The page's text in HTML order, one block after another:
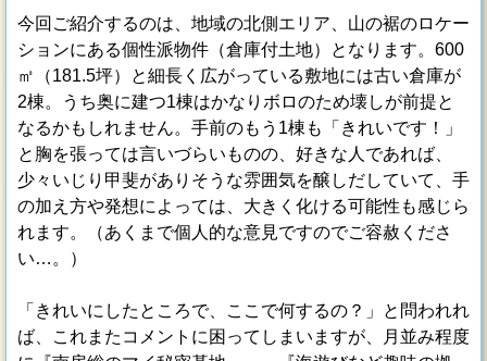
今回ご紹介するのは、地域の北側エリア、山の裾のロケー
ションにある個性派物件（倉庫付土地）となります。600
㎡（181.5坪）と細長く広がっている敷地には古い倉庫が
2棟。うち奥に建つ1棟はかなりボロのため壊しが前提と
なるかもしれません。手前のもう1棟も「きれいです！」
と胸を張っては言いづらいものの、好きな人であれば、
少々いじり甲斐がありそうな雰囲気を醸しだしていて、手
の加え方や発想によっては、大きく化ける可能性も感じら
れます。（あくまで個人的な意見ですのでご容赦くださ
い…。）
「きれいにしたところで、ここで何するの？」と問われれ
ば、これまたコメントに困ってしまいますが、月並み程度